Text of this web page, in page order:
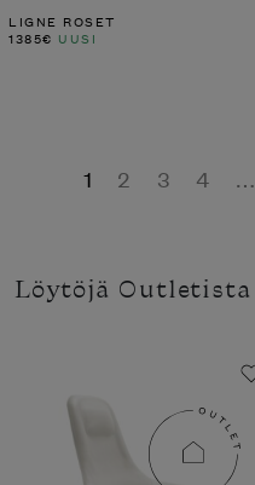
LIGNE ROSET
1385€ UUSI
1 2 3 4 …
Löytöjä Outletista